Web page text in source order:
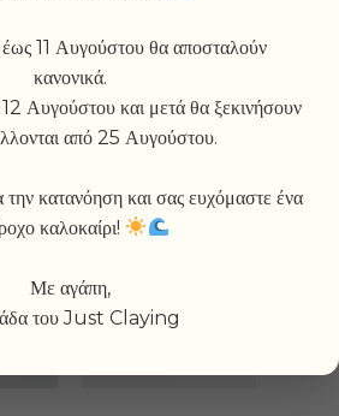
PRODUCTS
έως 11 Αυγούστου θα αποσταλούν
κανονικά.
Αυγούστου και μετά θα ξεκινήσουν
από 25 Αυγούστου.
την κατανόηση και σας ευχόμαστε ένα
καλοκαίρι!
Με αγάπη,
του Just Claying